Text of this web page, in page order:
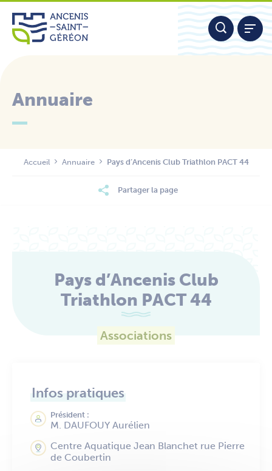
Aller
contenu
Annuaire
Accueil Annuaire Pays d’Ancenis Club Triathlon PACT 44
Partager la page
Pays d’Ancenis Club
Triathlon PACT 44
Associations
Infos pratiques
Président :
M. DAUFOUY Aurélien
Centre Aquatique Jean Blanchet rue Pierre
de Coubertin
Panneau de gestion des cookies